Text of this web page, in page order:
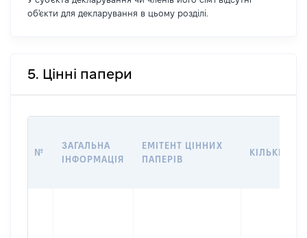
об'єкти для декларування в цьому розділі.
5. Цінні папери
№
ЗАГАЛЬНА
ІНФОРМАЦІЯ
ЕМІТЕНТ ЦІННИХ
ПАПЕРІВ
КІЛЬКІСТЬ